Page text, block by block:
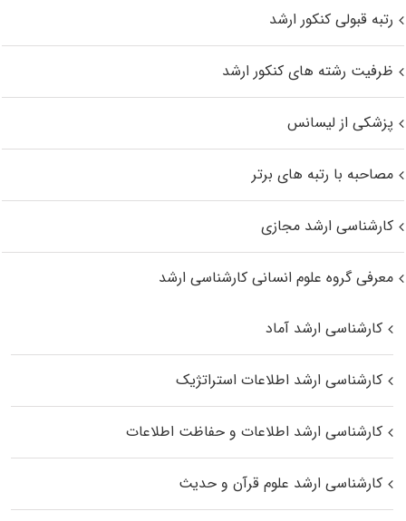
رتبه قبولی کنکور ارشد
ظرفیت رشته های کنکور ارشد
پزشکی از لیسانس
مصاحبه با رتبه های برتر
کارشناسی ارشد مجازی
معرفی گروه علوم انسانی کارشناسی ارشد
کارشناسی ارشد آماد
کارشناسی ارشد اطلاعات استراتژیک
کارشناسی ارشد اطلاعات و حفاظت اطلاعات
کارشناسی ارشد علوم قرآن و حدیث